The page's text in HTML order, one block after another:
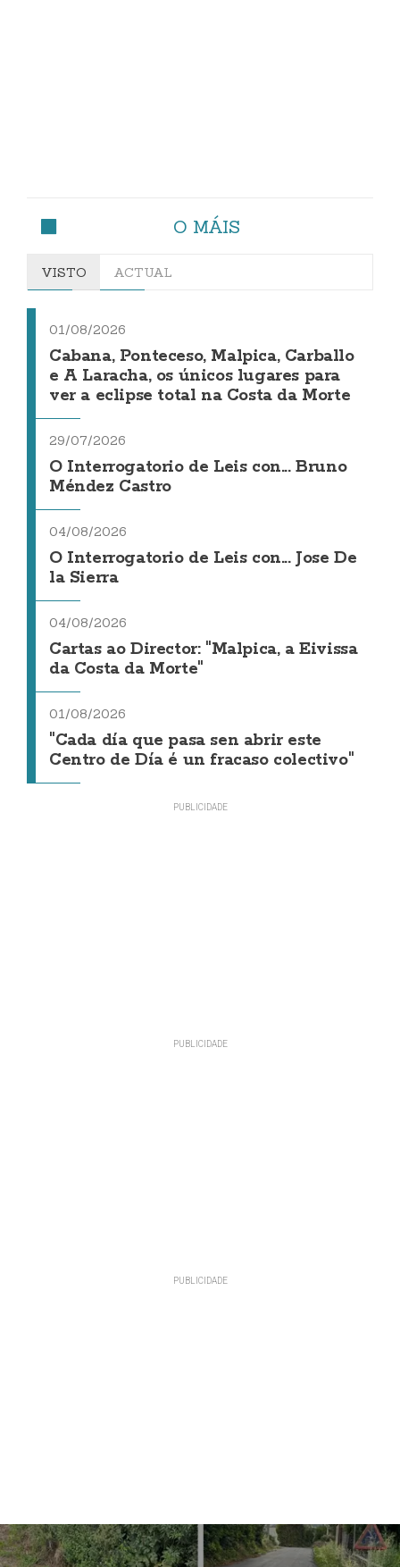
O MÁIS
VISTO ACTUAL
01/08/2026
Cabana, Ponteceso, Malpica, Carballo
e A Laracha, os únicos lugares para
ver a eclipse total na Costa da Morte
29/07/2026
O Interrogatorio de Leis con... Bruno
Méndez Castro
04/08/2026
O Interrogatorio de Leis con... Jose De
la Sierra
04/08/2026
Cartas ao Director: "Malpica, a Eivissa
da Costa da Morte"
01/08/2026
"Cada día que pasa sen abrir este
Centro de Día é un fracaso colectivo"